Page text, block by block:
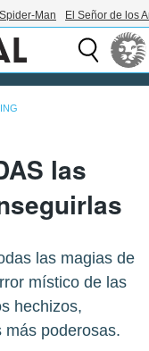
Spider-Man El Señor de los
las
las magias de
místico de las
hechizos,
más poderosas.